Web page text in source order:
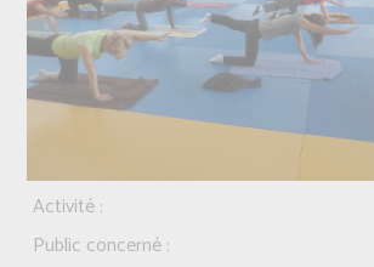
Activité :
Public concerné :